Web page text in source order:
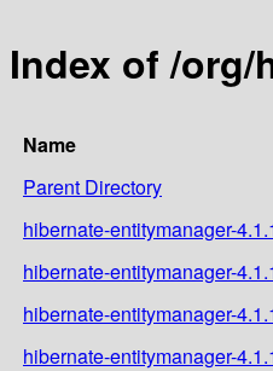
Index of /org/
Name
Parent Directory
hibernate-entitymanager-
hibernate-entitymanager-
hibernate-entitymanager-
hibernate-entitymanager-